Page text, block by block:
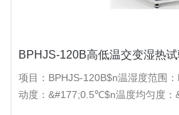
BPHJS-120B高低温交变湿热
项目：BPHJS-120B$n温湿度范围
动度：&#177;0.5℃$n温度均匀度：